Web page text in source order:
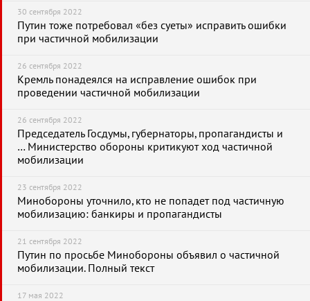
30 сентября 2022
Путин тоже потребовал «без суеты» исправить ошибки
при частичной мобилизации
26 сентября 2022
Кремль понадеялся на исправление ошибок при
проведении частичной мобилизации
26 сентября 2022
Председатель Госдумы, губернаторы, пропагандисты и
… Министерство обороны критикуют ход частичной
мобилизации
23 сентября 2022
Минобороны уточнило, кто не попадет под частичную
мобилизацию: банкиры и пропагандисты
21 сентября 2022
Путин по просьбе Минобороны объявил о частичной
мобилизации. Полный текст
17 мая 2022